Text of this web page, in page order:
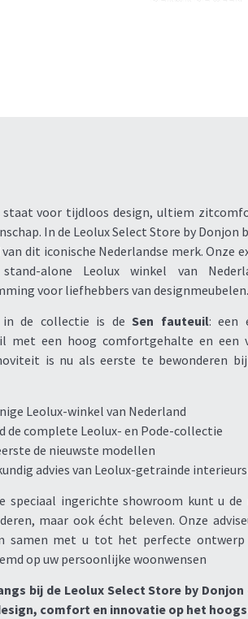
staat voor tijdloos design, ultiem
In de Leolux Select Store by Donjon
dit iconische Nederlandse merk. Onze
alone Leolux winkel van
voor liefhebbers van designmeubelen.
in de collectie is deSen fauteuil: een
met een hoog comfortgehalte en een
is nu als eerste te bewonderen
Leolux-winkel van Nederland
de complete Leolux- en Pode-collectie
de nieuwste modellen
advies van Leolux-getrainde
speciaal ingerichte showroom kunt u
maar ook écht beleven. Onze
samen met u tot het perfecte ontwerp
op uw persoonlijke woonwensen
bij de Leolux Select Store by
comfort en innovatie op het